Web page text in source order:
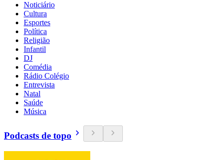
Noticiário
Cultura
Esportes
Política
Religião
Infantil
DJ
Comédia
Rádio Colégio
Entrevista
Natal
Saúde
Música
Podcasts de topo